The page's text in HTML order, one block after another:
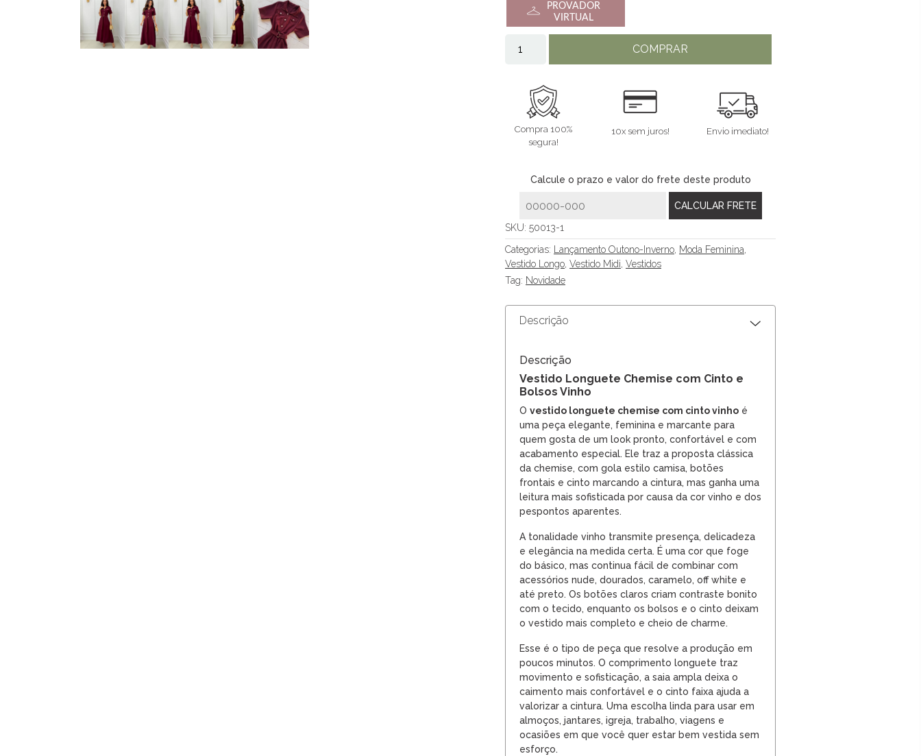
PROVADOR
VIRTUAL
COMPRAR
Compra 100%
segura!
10x sem juros! Envio imediato!
Calcule o prazo e valor do frete deste produto
SKU: 50013-1
Categorias: Lançamento Outono-Inverno, Moda Feminina,
Vestido Longo, Vestido Midi, Vestidos
Tag: Novidade
Descrição
Descrição
Vestido Longuete Chemise com Cinto e
Bolsos Vinho
O vestido longuete chemise com cinto vinho é
uma peça elegante, feminina e marcante para
quem gosta de um look pronto, confortável e com
acabamento especial. Ele traz a proposta clássica
da chemise, com gola estilo camisa, botões
frontais e cinto marcando a cintura, mas ganha uma
leitura mais sofisticada por causa da cor vinho e dos
pespontos aparentes.
A tonalidade vinho transmite presença, delicadeza
e elegância na medida certa. É uma cor que foge
do básico, mas continua fácil de combinar com
acessórios nude, dourados, caramelo, off white e
até preto. Os botões claros criam contraste bonito
com o tecido, enquanto os bolsos e o cinto deixam
o vestido mais completo e cheio de charme.
Esse é o tipo de peça que resolve a produção em
poucos minutos. O comprimento longuete traz
movimento e sofisticação, a saia ampla deixa o
caimento mais confortável e o cinto faixa ajuda a
valorizar a cintura. Uma escolha linda para usar em
almoços, jantares, igreja, trabalho, viagens e
ocasiões em que você quer estar bem vestida sem
esforço.